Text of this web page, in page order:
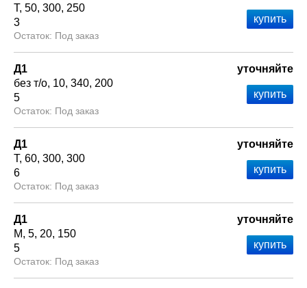
Т 50 300 250
3
Под заказ
Д1
без т/о 10 340 200
5
Под заказ
уточняйте
Д1
Т 60 300 300
6
Под заказ
уточняйте
Д1
М 5 20 150
5
Под заказ
уточняйте